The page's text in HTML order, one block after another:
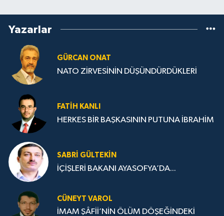
Yazarlar
GÜRCAN ONAT
NATO ZİRVESİNİN DÜŞÜNDÜRDÜKLERİ
FATIH KANLI
HERKES BİR BAŞKASININ PUTUNA İBRAHİM
SABRI GÜLTEKIN
İÇİŞLERİ BAKANI AYASOFYA’DA...
CÜNEYT VAROL
İMAM ŞÂFİİ’NİN ÖLÜM DÖŞEĞİNDEKİ